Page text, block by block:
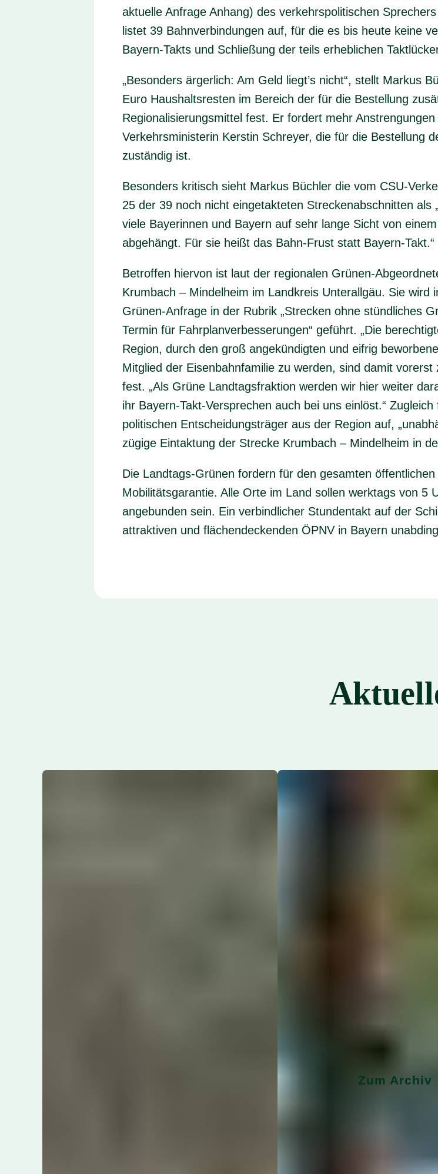
aktuelle Anfrage Anhang) des verkehrspolitischen
listet 39 Bahnverbindungen auf, für die es bis heute keine
Bayern-Takts und Schließung der teils erheblichen
„Besonders ärgerlich: Am Geld liegt’s nicht“, stellt Markus
Euro Haushaltsresten im Bereich der für die Bestellung
Regionalisierungsmittel fest. Er fordert mehr
Verkehrsministerin Kerstin Schreyer, die für die Bestellung
zuständig ist.
Besonders kritisch sieht Markus Büchler die vom CSU-
25 der 39 noch nicht eingetakteten Streckenabschnitten als
viele Bayerinnen und Bayern auf sehr lange Sicht von
abgehängt. Für sie heißt das Bahn-Frust statt Bayern-Takt.“
Betroffen hiervon ist laut der regionalen Grünen-
Krumbach – Mindelheim im Landkreis Unterallgäu. Sie
Grünen-Anfrage in der Rubrik „Strecken ohne stündliches
Termin für Fahrplanverbesserungen“ geführt. „Die
Region, durch den groß angekündigten und eifrig
Mitglied der Eisenbahnfamilie zu werden, sind damit
fest. „Als Grüne Landtagsfraktion werden wir hier weiter
ihr Bayern-Takt-Versprechen auch bei uns einlöst.“
politischen Entscheidungsträger aus der Region auf,
zügige Eintaktung der Strecke Krumbach – Mindelheim in
Die Landtags-Grünen fordern für den gesamten
Mobilitätsgarantie. Alle Orte im Land sollen werktags von 5
angebunden sein. Ein verbindlicher Stundentakt auf der
attraktiven und flächendeckenden ÖPNV in Bayern
Zum Archiv